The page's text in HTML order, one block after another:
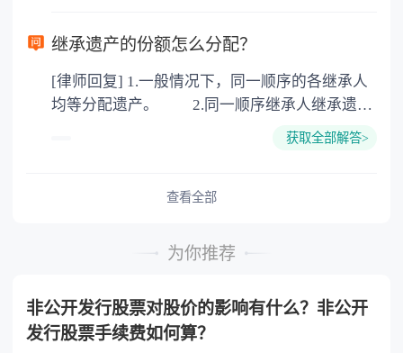
以防对财产继承发生纠纷，可以对遗产继承进行
公证。
继承遗产的份额怎么分配？
[律师回复] 1.一般情况下，同一顺序的各继承人
均等分配遗产。 2.同一顺序继承人继承遗产
或者与被继承人共同生活的继承人，分配遗产
的继承人，不尽扶养义务的，分配遗产时，应当
获取全部解答>
查看全部
为你推荐
非公开发行股票对股价的影响有什么？非公开
发行股票手续费如何算？